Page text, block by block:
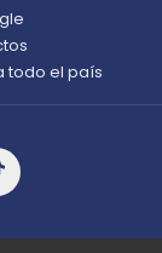
todo el país